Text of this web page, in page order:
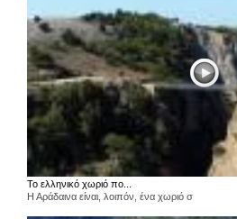
Το ελληνικό χωριό πο...
Η Αράδαινα είναι, λοιπόν, ένα χωριό σ